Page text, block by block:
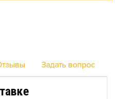
Задать вопрос